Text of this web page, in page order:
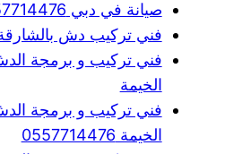
صيانة في دبي 0557714476
فني تركيب دش
فني تركيب و برمجة
الخيمة
فني تركيب و برمجة
الخيمة 0557714476